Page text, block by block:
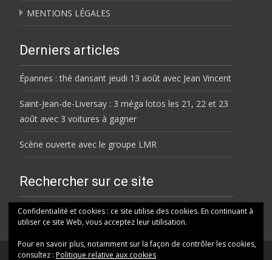
MENTIONS LÉGALES
Derniers articles
Épannes : thé dansant jeudi 13 août avec Jean Vincent
Saint-Jean-de-Liversay : 3 méga lotos les 21, 22 et 23
août avec 3 voitures à gagner
Scène ouverte avec le groupe LMR
Rechercher sur ce site
Rechercher
Confidentialité et cookies : ce site utilise des cookies. En continuant à
utiliser ce site Web, vous acceptez leur utilisation.
Pour en savoir plus, notamment sur la façon de contrôler les cookies,
consultez : Politique relative aux cookies